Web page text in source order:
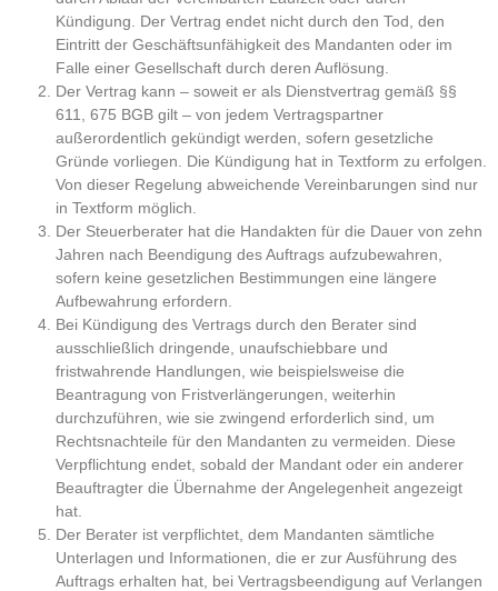
Kündigung. Der Vertrag endet nicht durch den Tod, den
Eintritt der Geschäftsunfähigkeit des Mandanten oder im
Falle einer Gesellschaft durch deren Auflösung.
Der Vertrag kann – soweit er als Dienstvertrag gemäß §§
611, 675 BGB gilt – von jedem Vertragspartner
außerordentlich gekündigt werden, sofern gesetzliche
Gründe vorliegen. Die Kündigung hat in Textform zu erfolgen.
Von dieser Regelung abweichende Vereinbarungen sind nur
in Textform möglich.
Der Steuerberater hat die Handakten für die Dauer von zehn
Jahren nach Beendigung des Auftrags aufzubewahren,
sofern keine gesetzlichen Bestimmungen eine längere
Aufbewahrung erfordern.
Bei Kündigung des Vertrags durch den Berater sind
ausschließlich dringende, unaufschiebbare und
fristwahrende Handlungen, wie beispielsweise die
Beantragung von Fristverlängerungen, weiterhin
durchzuführen, wie sie zwingend erforderlich sind, um
Rechtsnachteile für den Mandanten zu vermeiden. Diese
Verpflichtung endet, sobald der Mandant oder ein anderer
Beauftragter die Übernahme der Angelegenheit angezeigt
hat.
Der Berater ist verpflichtet, dem Mandanten sämtliche
Unterlagen und Informationen, die er zur Ausführung des
Auftrags erhalten hat, bei Vertragsbeendigung auf Verlangen